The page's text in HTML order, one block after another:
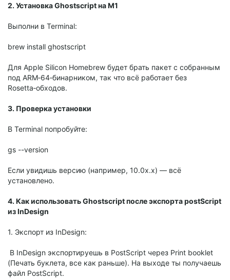
2. Установка Ghostscript на M1
Выполни в Terminal:
brew install ghostscript
Для Apple Silicon Homebrew будет брать пакет с собранным
под ARM‑64‑бинарником, так что всё работает без
Rosetta‑обходов.
3. Проверка установки
В Terminal попробуйте:
gs --version
Если увидишь версию (например, 10.0x.x) — всё
установлено.
4. Как использоватьGhostscript после экспорта postScript
из InDesign
1. Экспорт из InDesign:
В InDesign экспортируешь в PostScript через Print booklet
(Печать буклета, все как раньше). На выходе ты получаешь
файл PostScript.